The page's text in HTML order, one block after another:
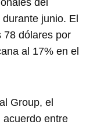
junio. El
78 dólares por
al 17% en el
Group, el
acuerdo entre